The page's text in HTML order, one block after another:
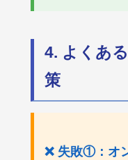
4. よくあ
策
❌ 失敗①：オ